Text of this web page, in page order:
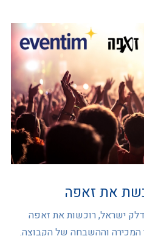
את זאפה
ישראל, רוכשות את זאפה